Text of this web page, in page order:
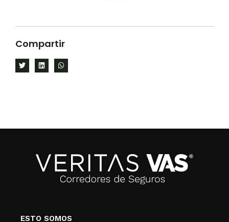
Compartir
ESTO SOMOS